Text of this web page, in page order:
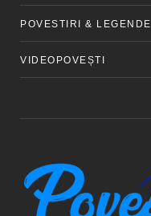
POVESTIRI & LEGENDE
VIDEOPOVEȘTI